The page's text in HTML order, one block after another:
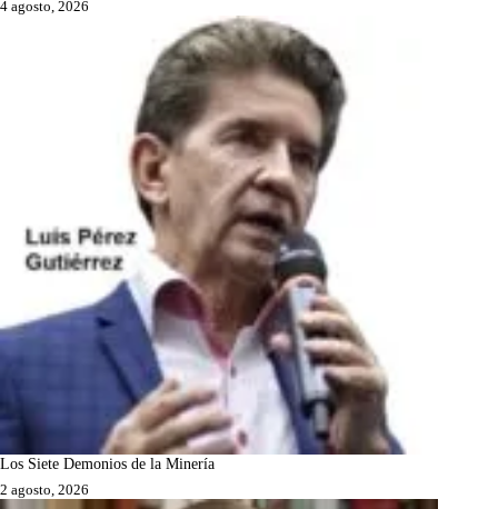
4 agosto, 2026
Los Siete Demonios de la Minería
2 agosto, 2026